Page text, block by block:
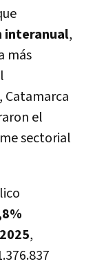
interanual,
más
Catamarca
el
sectorial
,